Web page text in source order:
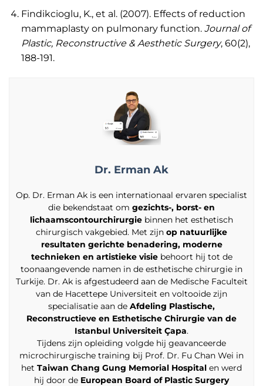
Findikcioglu, K., et al. (2007). Effects of reduction
mammaplasty on pulmonary function. Journal of
Plastic, Reconstructive & Aesthetic Surgery, 60(2),
188-191.
Dr. Erman Ak
Op. Dr. Erman Ak is een internationaal ervaren specialist
die bekendstaat om gezichts-, borst- en
lichaamscontourchirurgie binnen het esthetisch
chirurgisch vakgebied. Met zijn op natuurlijke
resultaten gerichte benadering, moderne
technieken en artistieke visiebehoort hij tot de
toonaangevende namen in de esthetische chirurgie in
Turkije. Dr. Ak is afgestudeerd aan de Medische Faculteit
van de Hacettepe Universiteit en voltooide zijn
specialisatie aan de Afdeling Plastische,
Reconstructieve en Esthetische Chirurgie van de
Istanbul Universiteit Çapa.
Tijdens zijn opleiding volgde hij geavanceerde
microchirurgische training bij Prof. Dr. Fu Chan Wei in
het Taiwan Chang Gung Memorial Hospital en werd
hij door de European Board of Plastic Surgery